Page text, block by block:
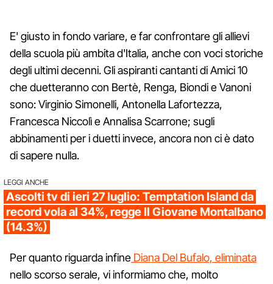
E' giusto in fondo variare, e far confrontare gli allievi
della scuola più ambita d'Italia, anche con voci storiche
degli ultimi decenni. Gli aspiranti cantanti di Amici 10
che duetteranno con Bertè, Renga, Biondi e Vanoni
sono: Virginio Simonelli, Antonella Lafortezza,
Francesca Niccolì e Annalisa Scarrone; sugli
abbinamenti per i duetti invece, ancora non ci è dato
di sapere nulla.
LEGGI ANCHE
Ascolti tv di ieri 27 luglio: Temptation Island da
record vola al 34%, regge Il Giovane Montalbano
(14.3%)
Per quanto riguarda infine Diana Del Bufalo, eliminata
nello scorso serale, vi informiamo che, molto